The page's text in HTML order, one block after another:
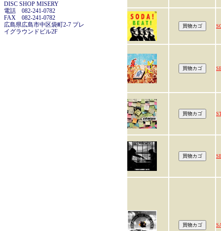
DISC SHOP MISERY
電話 082-241-0782
FAX 082-241-0782
広島県広島市中区袋町2-7 プレ
イグラウンドビル2F